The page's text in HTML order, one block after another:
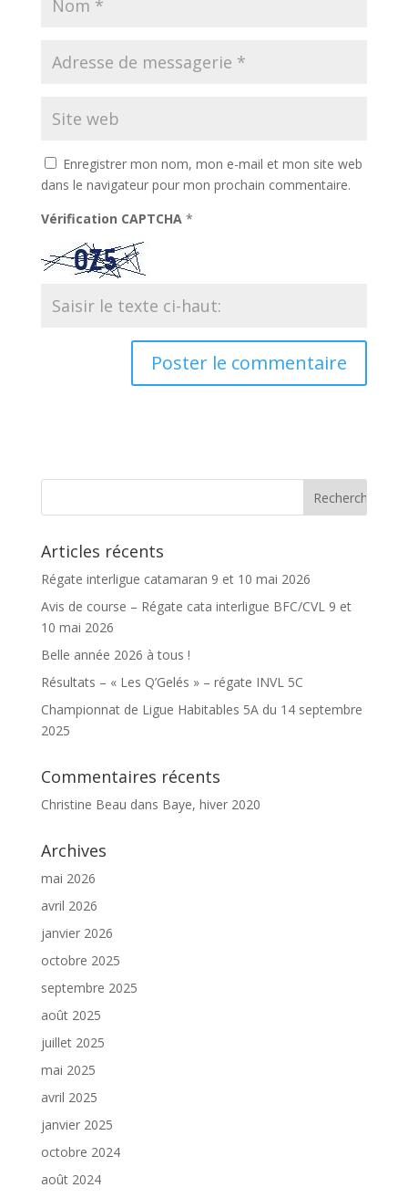
Enregistrer mon nom, mon e-mail et mon site web
dans le navigateur pour mon prochain commentaire.
Vérification CAPTCHA *
Articles récents
Régate interligue catamaran 9 et 10 mai 2026
Avis de course – Régate cata interligue BFC/CVL 9 et
10 mai 2026
Belle année 2026 à tous !
Résultats – « Les Q’Gelés » – régate INVL 5C
Championnat de Ligue Habitables 5A du 14 septembre
2025
Commentaires récents
Christine Beau dans Baye, hiver 2020
Archives
mai 2026
avril 2026
janvier 2026
octobre 2025
septembre 2025
août 2025
juillet 2025
mai 2025
avril 2025
janvier 2025
octobre 2024
août 2024